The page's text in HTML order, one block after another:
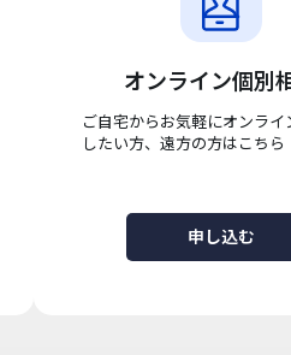
オンライン個別
ご自宅からお気軽にオンライ
したい方、遠方の方はこちら
申し込む